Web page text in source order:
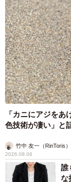
なぜか「前診て
われたので、チ
て帰られました
すので…。ちなみ
膏」を処方しま
結局「青い蓋の
切な処方で無事
ー上では、小渡
ね」というコメ
画像が寄せられ
うのですが、油
げるので）やめ
「カニにアジを
色技術が凄い」
竹中 友一（RinToris）
2026.08.06
誰
な